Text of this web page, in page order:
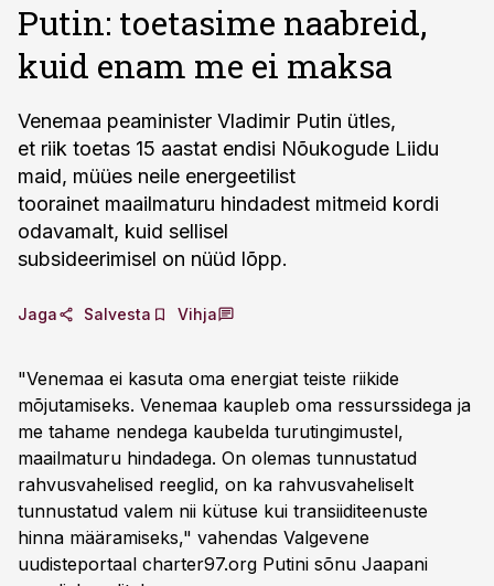
Putin: toetasime naabreid,
kuid enam me ei maksa
Venemaa peaminister Vladimir Putin ütles,
et riik toetas 15 aastat endisi Nõukogude Liidu
maid, müües neile energeetilist
toorainet maailmaturu hindadest mitmeid kordi
odavamalt, kuid sellisel
subsideerimisel on nüüd lõpp.
Jaga Salvesta Vihja
"Venemaa ei kasuta oma energiat teiste riikide
mõjutamiseks. Venemaa kaupleb oma ressurssidega ja
me tahame nendega kaubelda turutingimustel,
maailmaturu hindadega. On olemas tunnustatud
rahvusvahelised reeglid, on ka rahvusvaheliselt
tunnustatud valem nii kütuse kui transiiditeenuste
hinna määramiseks," vahendas Valgevene
uudisteportaal charter97.org Putini sõnu Jaapani